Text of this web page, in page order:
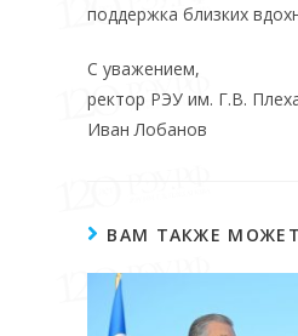
поддержка близких
С уважением,
ректор РЭУ им. Г.В.
Иван Лобанов
ВАМ ТАКЖЕ